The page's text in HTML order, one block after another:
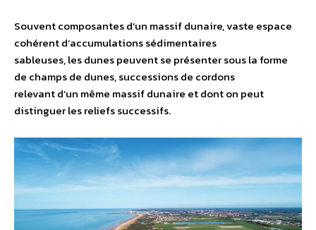
Souvent composantes d’un massif dunaire, vaste espace
cohérent d’accumulations sédimentaires
sableuses, les dunes peuvent se présenter sous la forme
de champs de dunes, successions de cordons
relevant d’un même massif dunaire et dont on peut
distinguer les reliefs successifs.